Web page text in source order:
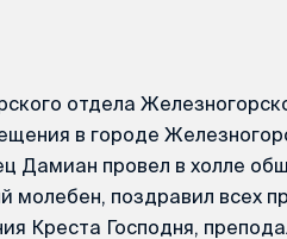
отдела
в городе
Дамиан провел в холле
молебен, поздравил всех
Креста Господня,